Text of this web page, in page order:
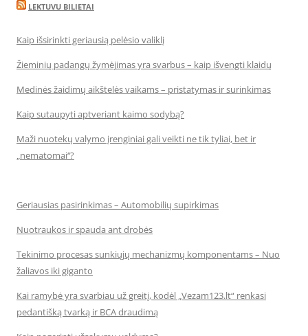
LEKTUVU BILIETAI
Kaip išsirinkti geriausią pelėsio valiklį
Žieminių padangų žymėjimas yra svarbus – kaip išvengti klaidų
Medinės žaidimų aikštelės vaikams – pristatymas ir surinkimas
Kaip sutaupyti aptveriant kaimo sodybą?
Maži nuotekų valymo įrenginiai gali veikti ne tik tyliai, bet ir
„nematomai‘‘?
Geriausias pasirinkimas – Automobilių supirkimas
Nuotraukos ir spauda ant drobės
Tekinimo procesas sunkiųjų mechanizmų komponentams – Nuo
žaliavos iki giganto
Kai ramybė yra svarbiau už greitį, kodėl „Vezam123.lt“ renkasi
pedantišką tvarką ir BCA draudimą